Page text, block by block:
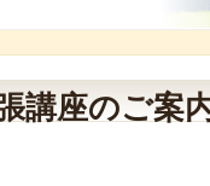
講座のご案